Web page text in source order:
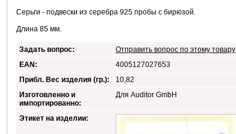
Серьги - подвески из серебра 925 пробы с бирюзой.
Длина 85 мм.
Задать вопрос:
Отправить вопрос по этому товару
EAN:
4005127027653
Прибл. Вес изделия (гр.):
10,82
Изготовленно и
импортированно:
Для Auditor GmbH
Этикет на изделии: